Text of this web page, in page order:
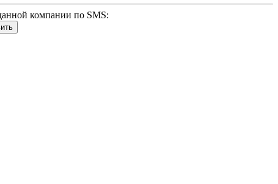
компании по SMS: